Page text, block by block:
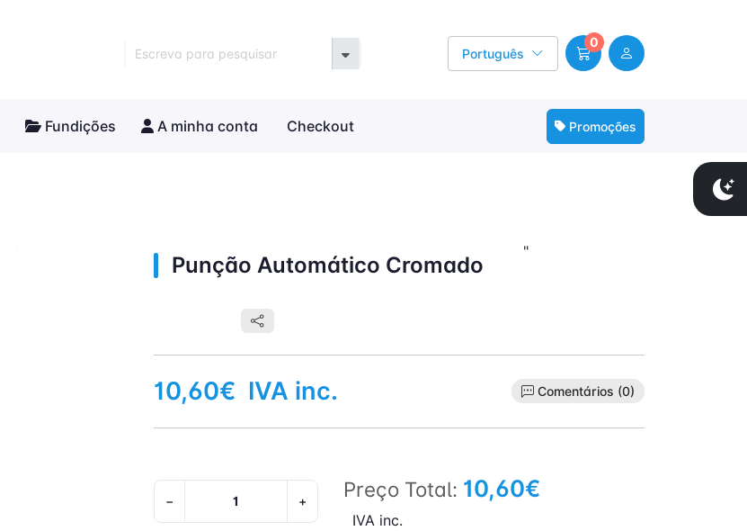
Escreva para pesquisar Português
0
Fundições A minha conta Checkout Promoções
Punção Automático Cromado
"
10,60€ IVA inc. Comentários (0)
− + Preço Total: 10,60€
IVA inc.